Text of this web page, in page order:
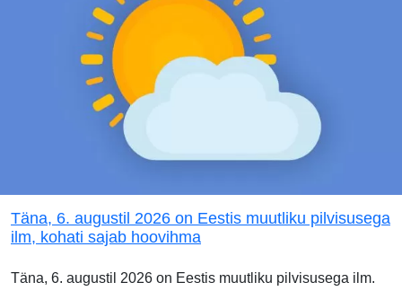
Täna, 6. augustil 2026 on Eestis muutliku pilvisusega
ilm, kohati sajab hoovihma
Täna, 6. augustil 2026 on Eestis muutliku pilvisusega ilm.